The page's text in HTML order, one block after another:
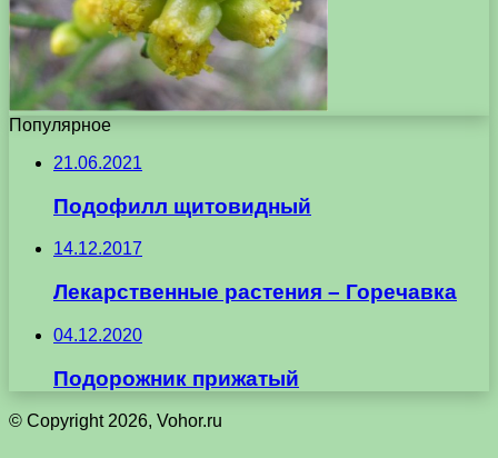
Популярное
21.06.2021
Подофилл щитовидный
14.12.2017
Лекарственные растения – Горечавка
04.12.2020
Подорожник прижатый
© Copyright 2026, Vohor.ru